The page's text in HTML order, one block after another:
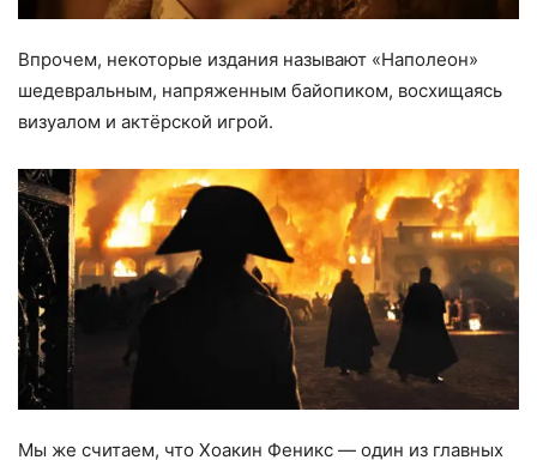
Впрочем, некоторые издания называют «Наполеон»
шедевральным, напряженным байопиком, восхищаясь
визуалом и актёрской игрой.
Мы же считаем, что Хоакин Феникс — один из главных